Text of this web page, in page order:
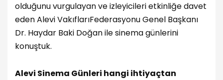
olduğunu vurgulayan ve izleyicileri etkinliğe davet
eden Alevi VakıflarıFederasyonu Genel Başkanı
Dr. Haydar Baki Doğan ile sinema günlerini
konuştuk.
Alevi Sinema Günleri hangi ihtiyaçtan